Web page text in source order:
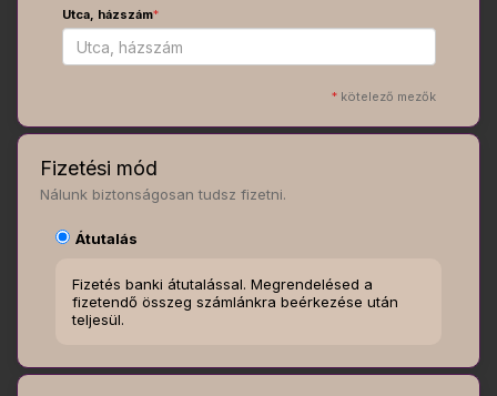
Utca, házszám*
* kötelező mezők
Fizetési mód
Nálunk biztonságosan tudsz fizetni.
Átutalás
Fizetés banki átutalással. Megrendelésed a
fizetendő összeg számlánkra beérkezése után
teljesül.